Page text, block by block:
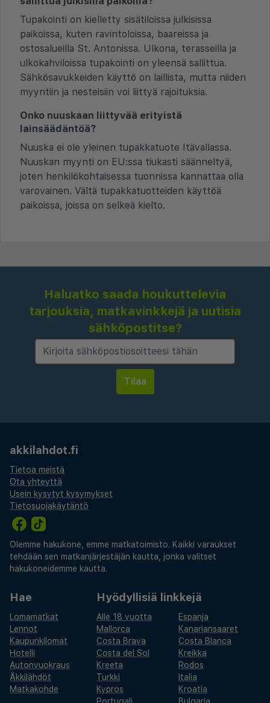
Tupakointi on kielletty sisätiloissa julkisissa
paikoissa, kuten ravintoloissa, baareissa ja
ostosalueilla St. Antonissa. Ulkona, terasseilla ja
ulkokahviloissa tupakointi on yleensä sallittua.
Sähkösavukkeiden käyttö on laillista, mutta niiden
myyntiin ja nesteisiin voi liittyä rajoituksia.
Onko nuuskaan liittyvää erityistä
lainsäädäntöä?
Nuuska ei ole yleinen tupakkatuote Itävallassa.
Nuuskan myynti on EU:ssa tiukasti säänneltyä,
joten henkilökohtaisessa tuonnissa kannattaa olla
varovainen. Vältä tupakkatuotteiden käyttöä
paikoissa, joissa on selkeä kielto.
Haluatko saada houkuttelevia
tarjouksia, matkavinkkejä ja uutisia
sähköpostitse?
akkilahdot.fi
Tietoa meistä
Ota yhteyttä
Usein kysytyt kysymykset
Tietosuojakäytäntö
Olemme hakukone, emme matkatoimisto. Kaikki varaukset
tehdään sen matkanjärjestäjän kautta, jonka valitset
hakukoneidemme kautta.
Hae
Lomamatkat
Lennot
Kaupunkilomat
Hotelli
Autonvuokraus
Äkkilähdöt
Matkakohde
Hyödyllisiä linkkejä
Alle 18 vuotta
Espanja
Mallorca
Kanariansaaret
Costa Brava
Costa Blanca
Costa del Sol
Kreikka
Kreeta
Rodos
Turkki
Italia
Kypros
Kroatia